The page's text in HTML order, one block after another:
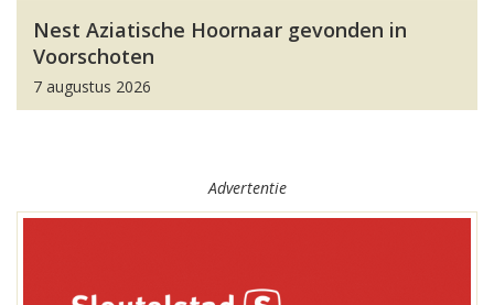
Nest Aziatische Hoornaar gevonden in
Voorschoten
7 augustus 2026
Advertentie